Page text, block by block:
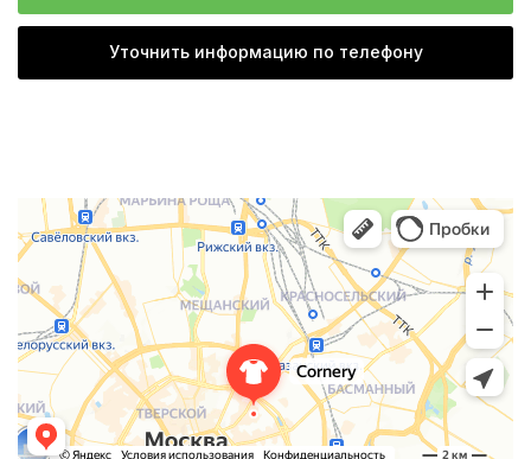
Уточнить информацию по телефону